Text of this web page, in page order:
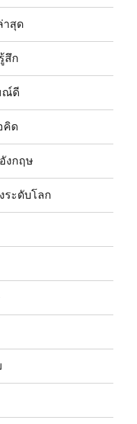
าสุด
สึก
ณ์ดี
คิด
งกฤษ
ะดับโลก